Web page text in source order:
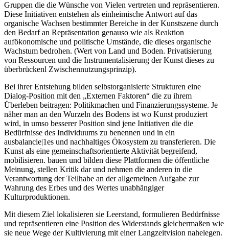
Gruppen die die Wünsche von Vielen vertreten und repräsentieren.
Diese Initiativen entstehen als einheimische Antwort auf das
organische Wachsen bestimmter Bereiche in der Kunstszene durch
den Bedarf an Repräsentation genauso wie als Reaktion
aufökonomische und politische Umstände, die dieses organische
Wachstum bedrohen. (Wert von Land und Boden. Privatisierung
von Ressourcen und die Instrumentalisierung der Kunst dieses zu
überbrückenl Zwischennutzungsprinzip).
Bei ihrer Entstehung bilden selbstorganisierte Strukturen eine
Dialog-Position mit den „Externen Faktoren“ die zu ihrem
Überleben beitragen: Politikmachen und Finanzierungssysteme. Je
näher man an den Wurzeln des Bodens ist wo Kunst produziert
wird, in umso besserer Position sind jene Initiativen die die
Bedürfnisse des Individuums zu benennen und in ein
ausbalancie|1es und nachhaltiges Ökosystem zu transferieren. Die
Kunst als eine gemeinschaftsorientierte Aktivität begreifend,
mobilisieren. bauen und bilden diese Plattformen die öffentliche
Meinung, stellen Kritik dar und nehmen die anderen in die
Verantwortung der Teilhabe an der allgemeinen Aufgabe zur
Wahrung des Erbes und des Wertes unabhängiger
Kulturproduktionen.
Mit diesem Ziel lokalisieren sie Leerstand, formulieren Bedürfnisse
und repräsentieren eine Position des Widerstands gleichermaßen wie
sie neue Wege der Kultivierung mit einer Langzeitvision nahelegen.